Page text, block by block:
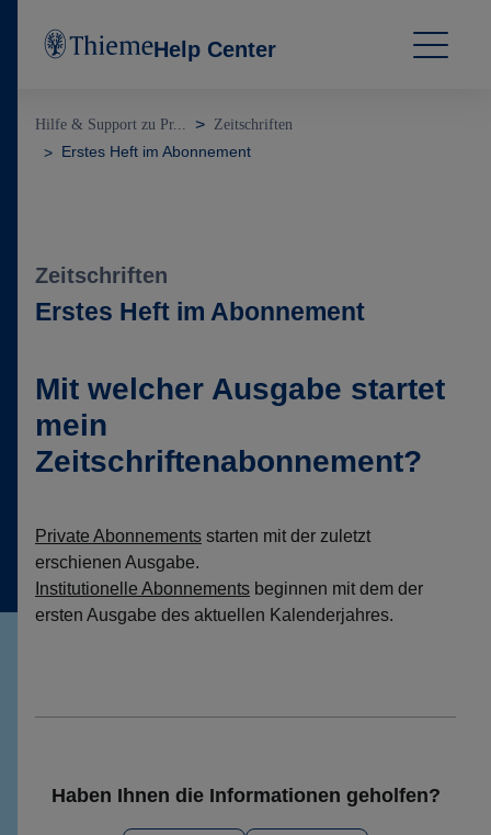
Help Center
Hilfe & Support zu Pr... Zeitschriften
Erstes Heft im Abonnement
Zeitschriften
Erstes Heft im Abonnement
Mit welcher Ausgabe startet
mein
Zeitschriftenabonnement?
Private Abonnements starten mit der zuletzt
erschienen Ausgabe.
Institutionelle Abonnements beginnen mit dem der
ersten Ausgabe des aktuellen Kalenderjahres.
Haben Ihnen die Informationen geholfen?